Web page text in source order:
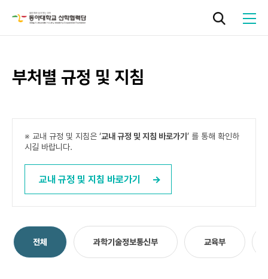
로그인
기술사업화
성과관리
부처별 규정 및 지침
※ 교내 규정 및 지침은 ‘교내 규정 및 지침 바로가기 ’ 를 통해 확인하
시길 바랍니다.
교내 규정 및 지침 바로가기
전체 과학기술정보통신부 교육부